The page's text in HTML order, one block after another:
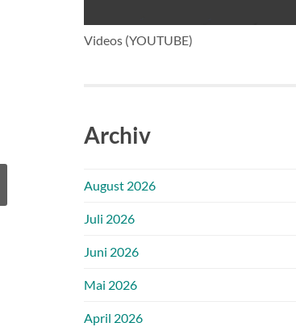
Videos (YOUTUBE)
Archiv
August 2026
Juli 2026
Juni 2026
Mai 2026
April 2026